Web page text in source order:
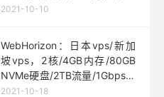
200台
2021-10-10
WebHorizon：日本vps/新加
坡vps，2核/4GB内存/80GB
NVMe硬盘/2TB流量/1Gbps端
口，$5/月起
2021-10-18